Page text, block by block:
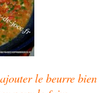
le beurre bien